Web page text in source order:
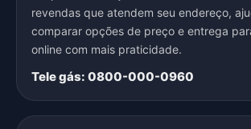
revendas que atendem seu endereço,
comparar opções de preço e entrega
online com mais praticidade.
Tele gás: 0800-000-0960